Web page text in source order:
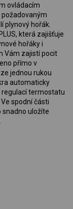
ovládacím
plynový hořák.
která zajišťuje
hořáky i
Vám zajistí pocit
přímo v
jednou rukou
automaticky
regulací termostatu
spodní části
snadno uložíte